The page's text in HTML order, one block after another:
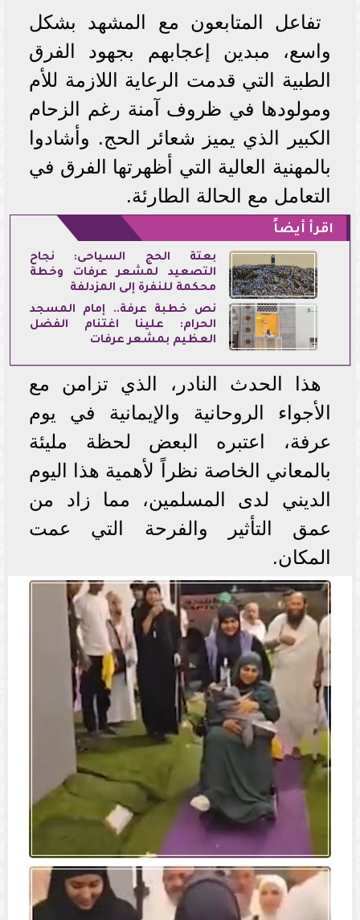
تفاعل المتابعون مع المشهد بشكل
واسع، مبدين إعجابهم بجهود الفرق
الطبية التي قدمت الرعاية اللازمة للأم
ومولودها في ظروف آمنة رغم الزحام
الكبير الذي يميز شعائر الحج. وأشادوا
بالمهنية العالية التي أظهرتها الفرق في
التعامل مع الحالة الطارئة.
اقرأ أيضاً
بعثة الحج السياحى: نجاح
التصعيد لمشعر عرفات وخطة
محكمة للنفرة إلى المزدلفة
نص خطبة عرفة.. إمام المسجد
الحرام: علينا اغتنام الفضل
العظيم بمشعر عرفات
هذا الحدث النادر، الذي تزامن مع
الأجواء الروحانية والإيمانية في يوم
عرفة، اعتبره البعض لحظة مليئة
بالمعاني الخاصة نظراً لأهمية هذا اليوم
الديني لدى المسلمين، مما زاد من
عمق التأثير والفرحة التي عمت
المكان.